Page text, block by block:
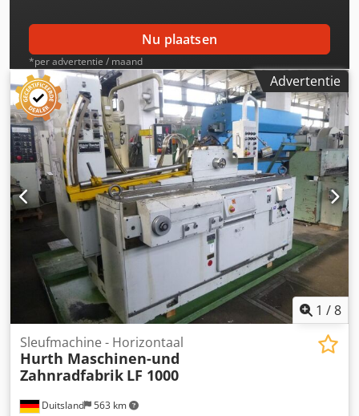
Nu plaatsen
*per advertentie / maand
Advertentie
1 /8
Duitsland 563 km
Sleufmachine - Horizontaal
Hurth Maschinen-und
Zahnradfabrik LF 1000